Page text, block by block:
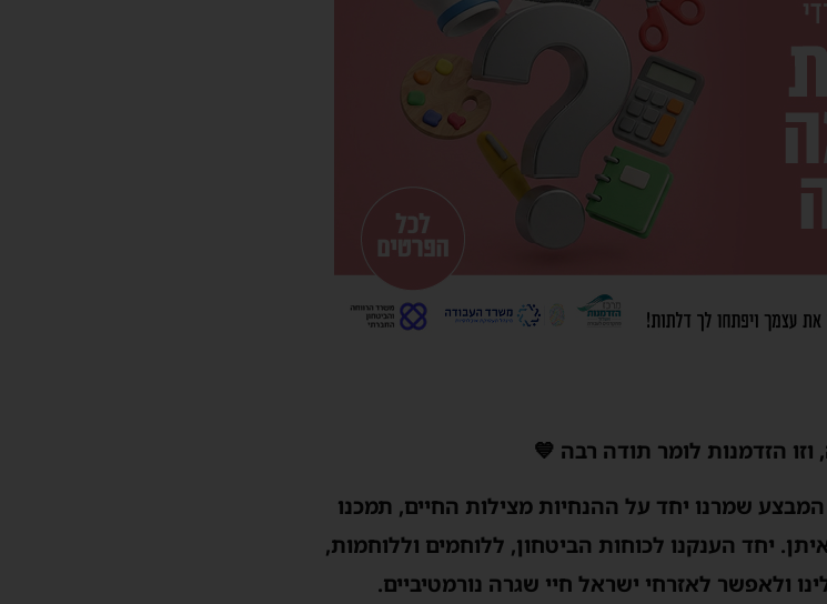
הזדמנות לומר תודה רבה 💙
שמרנו יחד על ההנחיות מצילות החיים, תמכנו
יחד הענקנו לכוחות הביטחון, ללוחמים וללוחמות,
ולאפשר לאזרחי ישראל חיי שגרה נורמטיביים.